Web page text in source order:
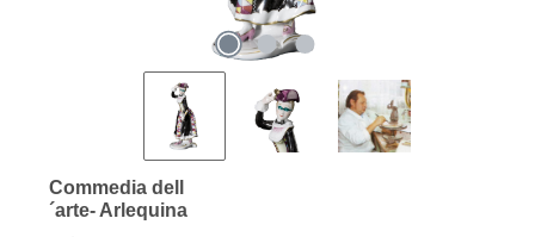
Commedia dell
´arte- Arlequina